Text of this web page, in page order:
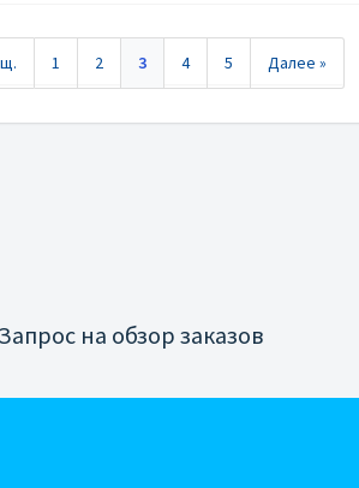
1 2 3 4 5 Далее »
Запрос на обзор заказов